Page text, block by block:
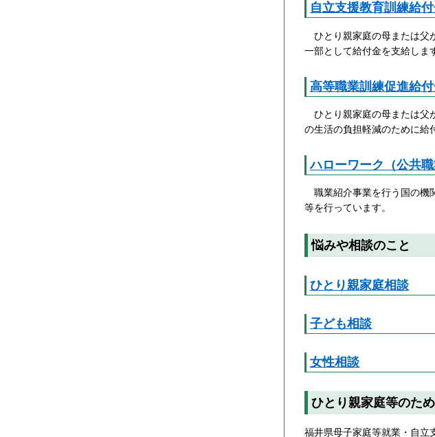
自立支援教育訓練給
ひとり親家庭の母または父
一部として給付金を支給しま
高等職業訓練促進給
ひとり親家庭の母または父
の生活の負担軽減のために給
ハローワーク（公共
職業紹介事業を行う国の機
等を行っています。
悩みや相談のこと
ひとり親家庭相談
子ども相談
女性相談
ひとり親家庭等のた
福井県母子家庭等就業・自立